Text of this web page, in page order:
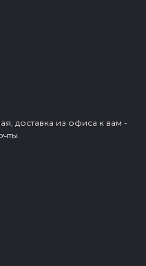
доставка из офиса к вам -